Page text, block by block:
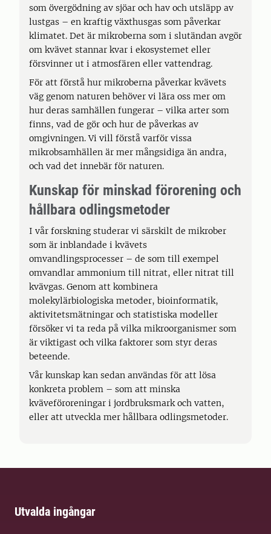
som övergödning av sjöar och hav och utsläpp av
lustgas – en kraftig växthusgas som påverkar
klimatet. Det är mikroberna som i slutändan avgör
om kvävet stannar kvar i ekosystemet eller
försvinner ut i atmosfären eller vattendrag.
För att förstå hur mikroberna påverkar kvävets
väg genom naturen behöver vi lära oss mer om
hur deras samhällen fungerar – vilka arter som
finns, vad de gör och hur de påverkas av
omgivningen. Vi vill förstå varför vissa
mikrobsamhällen är mer mångsidiga än andra,
och vad det innebär för naturen.
Kunskap för minskad förorening och
hållbara odlingsmetoder
I vår forskning studerar vi särskilt de mikrober
som är inblandade i kvävets
omvandlingsprocesser – de som till exempel
omvandlar ammonium till nitrat, eller nitrat till
kvävgas. Genom att kombinera
molekylärbiologiska metoder, bioinformatik,
aktivitetsmätningar och statistiska modeller
försöker vi ta reda på vilka mikroorganismer som
är viktigast och vilka faktorer som styr deras
beteende.
Vår kunskap kan sedan användas för att lösa
konkreta problem – som att minska
kväveföroreningar i jordbruksmark och vatten,
eller att utveckla mer hållbara odlingsmetoder.
Utvalda ingångar